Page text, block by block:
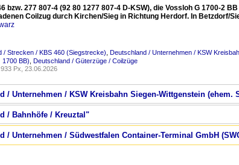
bzw. 277 807-4 (92 80 1277 807-4 D-KSW), die Vossloh G 1700-2
Coilzug durch Kirchen/Sieg in Richtung Herdorf. In Betzdorf/
/ Strecken / KBS 460 (Siegstrecke) Deutschland / Unternehmen / KSW
1700 BB) Deutschland / Güterzüge / Coilzüge
Px, 23.06.2026
/ Unternehmen / KSW Kreisbahn Siegen-Wittgenstein (ehem.
/ Bahnhöfe / Kreuztal"
/ Unternehmen / Südwestfalen Container-Terminal GmbH